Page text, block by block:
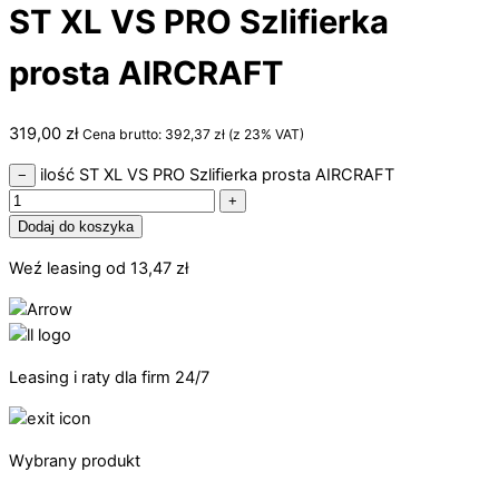
ST XL VS PRO Szlifierka
prosta AIRCRAFT
319,00 zł Cena brutto: 392,37 zł (z 23% VAT)
− ilość ST XL VS PRO Szlifierka prosta AIRCRAFT
+
Dodaj do koszyka
Weź leasing od 13,47 zł
Leasing i raty dla firm 24/7
Wybrany produkt